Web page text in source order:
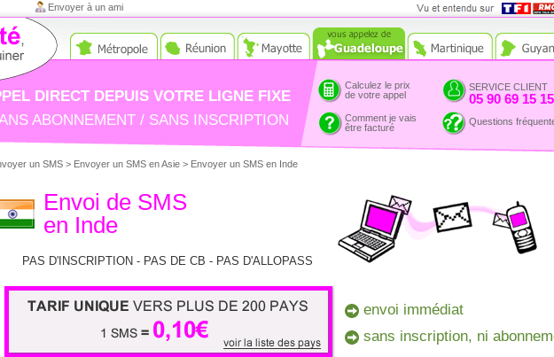
un SMS > Envoyer un SMS en Asie > Envoyer un SMS en Inde
Envoyer à un ami
RMC
DIRECT DEPUIS VOTRE LIGNE FIXE
ABONNEMENT / SANS INSCRIPTION
Calculez le prix
de votre appel
SERVICE CLIENT
05 90 69 15 15
Comment je vais
être facturé
Questions
envoi immédiat
sans inscription, ni
Envoi de SMS
en Inde
PAS D'INSCRIPTION - PAS DE CB - PAS D'ALLOPASS